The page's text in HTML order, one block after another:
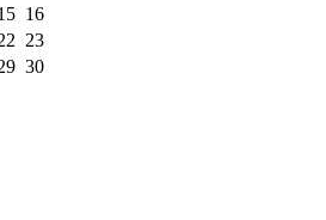
16
23
30